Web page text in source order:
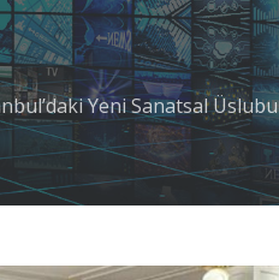
Yeni Sanatsal Üslubu